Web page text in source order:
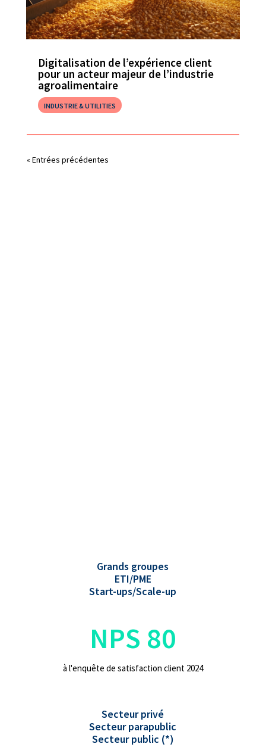
Digitalisation de l’expérience client
pour un acteur majeur de l’industrie
agroalimentaire
INDUSTRIE & UTILITIES
« Entrées précédentes
Grands groupes
ETI/PME
Start-ups/Scale-up
NPS 80
à l'enquête de satisfaction client 2024
Secteur privé
Secteur parapublic
Secteur public (*)